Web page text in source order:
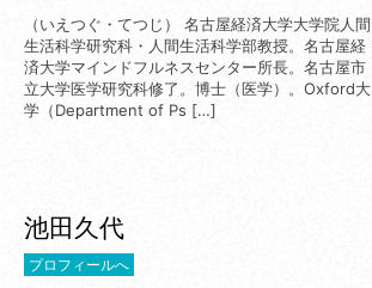
（いえつぐ・てつじ） 名古屋経済大学大学院人間
生活科学研究科・人間生活科学部教授。名古屋経
済大学マインドフルネスセンター所長。名古屋市
立大学医学研究科修了。博士（医学）。Oxford大
学（Department of Ps […]
池田久代
プロフィールへ